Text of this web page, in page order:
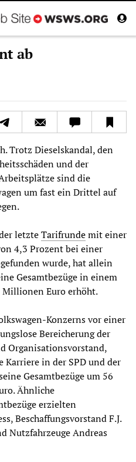
ab
Trotz Dieselskandal, den
und der
sind die
um fast ein Drittel auf
letzteTarifrundemit einer
4,3 Prozent bei einer
wurde, hat allein
Gesamtbezüge in einem
Millionen Euro erhöht.
Konzerns vor einer
Bereicherung der
Organisationsvorstand,
Karriere in der SPD und der
Gesamtbezüge um 56
Ähnliche
erzielten
Beschaffungsvorstand F.J.
Nutzfahrzeuge Andreas